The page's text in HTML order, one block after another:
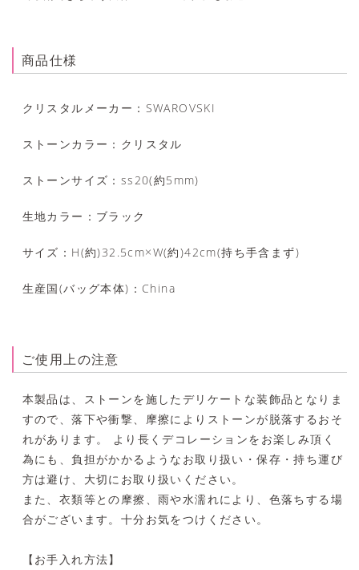
商品仕様
クリスタルメーカー SWAROVSKI
ストーンカラー クリスタル
ストーンサイズ ss20(約5mm)
生地カラー ブラック
サイズ H(約)32.5cm×W(約)42cm(持ち手含まず)
生産国(バッグ本体) China
ご使用上の注意
本製品は、ストーンを施したデリケートな装飾品となりま
すので、落下や衝撃、摩擦によりストーンが脱落するおそ
れがあります。 より長くデコレーションをお楽しみ頂く
為にも、負担がかかるようなお取り扱い・保存・持ち運び
方は避け、大切にお取り扱いください。
また、衣類等との摩擦、雨や水濡れにより、色落ちする場
合がございます。十分お気をつけください。
【お手入れ方法】